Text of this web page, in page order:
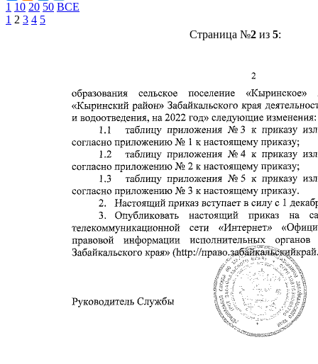
1 10 20 50 ВСЕ
1 2 3 4 5
Страница №2из 5: